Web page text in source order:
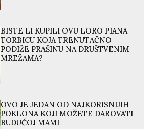
BISTE LI KUPILI OVU LORO PIANA
TORBICU KOJA TRENUTAČNO
PODIŽE PRAŠINU NA DRUŠTVENIM
MREŽAMA?
OVO JE JEDAN OD NAJKORISNIJIH
POKLONA KOJI MOŽETE DAROVATI
BUDUĆOJ MAMI